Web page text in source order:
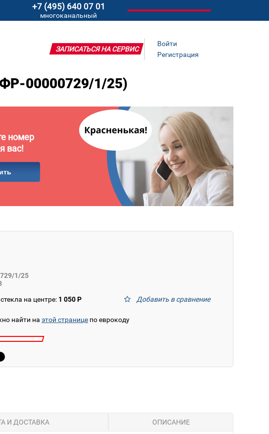
+7 (495) 640 07 01
многоканальный
Войти
Регистрация
ЗАПИСАТЬСЯ НА СЕРВИС
00000729/1/25)
номер
вас!
1/25
Добавить в сравнение
на центре: 1 050 Р
найти на этой странице по еврокоду
И ДОСТАВКА ОПИСАНИЕ